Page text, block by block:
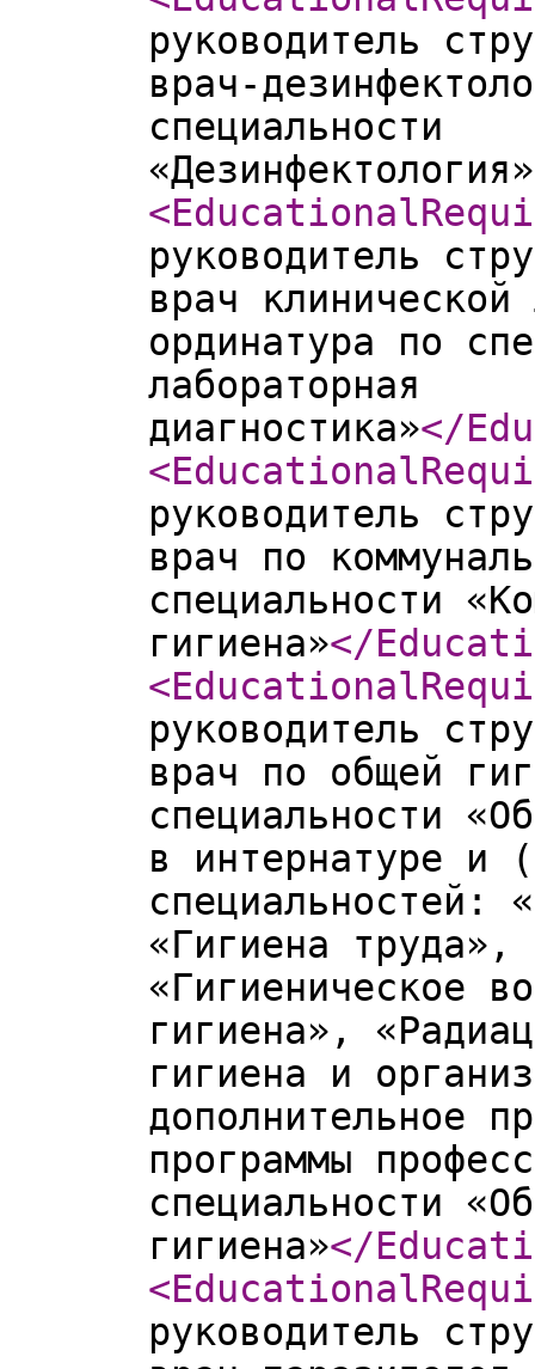
руководитель
врач-
специальности
«Дезинфектология»
руководитель
врач
ординатура по
лабораторная
диагностика»</
руководитель
врач по
специальности
гигиена»</
руководитель
врач по общей
специальности
в интернатуре и
специальностей:
«Гигиена труда»,
«Гигиеническое
гигиена»,
гигиена и
дополнительное
программы
специальности
гигиена»</
руководитель